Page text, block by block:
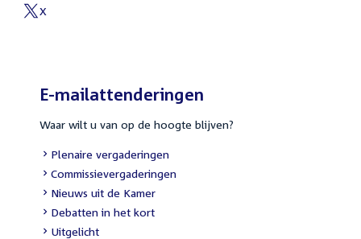
link:
External
X
E-mailattenderingen
Waar wilt u van op de hoogte blijven?
External
link:
Plenaire vergaderingen
External
link:
Commissievergaderingen
External
link:
Nieuws uit de Kamer
External
link:
Debatten in het kort
External
Uitgelicht